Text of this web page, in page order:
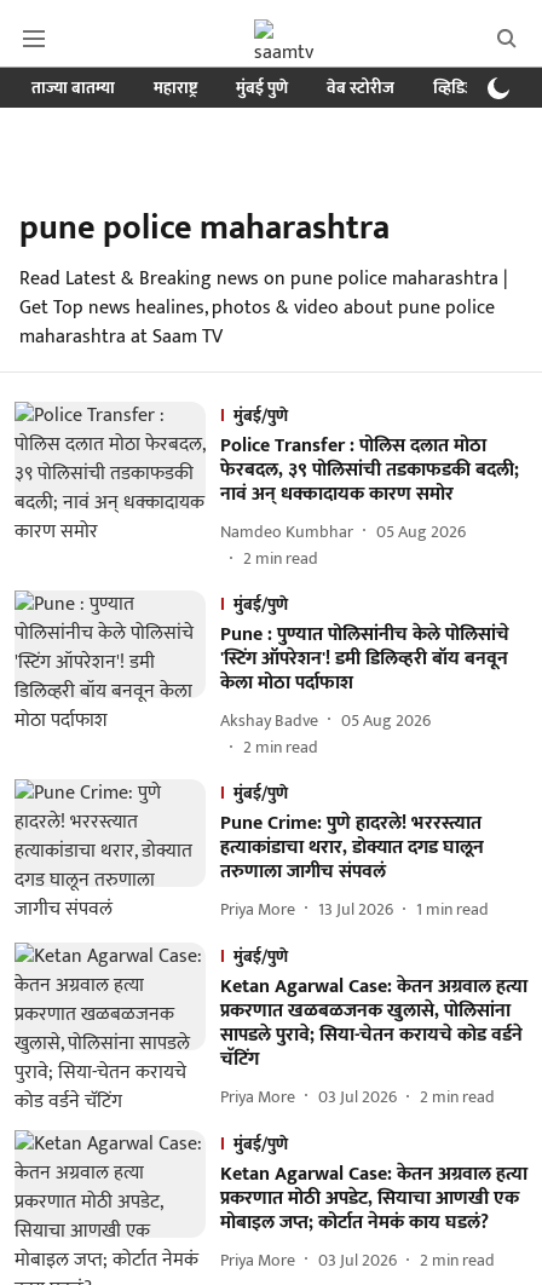
ताज्या बातम्या महाराष्ट्र मुंबई पुणे वेब स्टोरीज व्हिडिओ
pune police maharashtra
Read Latest & Breaking news on pune police maharashtra |
Get Top news healines, photos & video about pune police
maharashtra at Saam TV
मुंबई/पुणे
Police Transfer : पोलिस दलात मोठा
फेरबदल, ३९ पोलिसांची तडकाफडकी बदली;
नावं अन् धक्कादायक कारण समोर
Namdeo Kumbhar
05 Aug 2026
2min read
मुंबई/पुणे
Pune : पुण्यात पोलिसांनीच केले पोलिसांचे
'स्टिंग ऑपरेशन'! डमी डिलिव्हरी बॉय बनवून
केला मोठा पर्दाफाश
Akshay Badve
05 Aug 2026
2min read
मुंबई/पुणे
Pune Crime: पुणे हादरले! भररस्त्यात
हत्याकांडाचा थरार, डोक्यात दगड घालून
तरुणाला जागीच संपवलं
Priya More 13 Jul 2026 1 min read
मुंबई/पुणे
Ketan Agarwal Case: केतन अग्रवाल हत्या
प्रकरणात खळबळजनक खुलासे, पोलिसांना
सापडले पुरावे; सिया-चेतन करायचे कोड वर्डने
चॅटिंग
Priya More 03 Jul 2026 2min read
मुंबई/पुणे
Ketan Agarwal Case: केतन अग्रवाल हत्या
प्रकरणात मोठी अपडेट, सियाचा आणखी एक
मोबाइल जप्त; कोर्टात नेमकं काय घडलं?
Priya More 03 Jul 2026 2min read